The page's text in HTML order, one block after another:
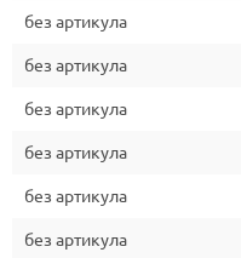
без артикула
без артикула
без артикула
без артикула
без артикула
без артикула